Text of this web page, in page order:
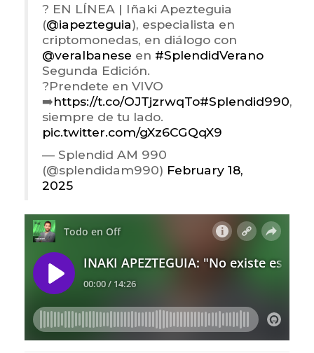
? EN LÍNEA | Iñaki Apezteguia
(@iapezteguia), especialista en
criptomonedas, en diálogo con
@veralbanese en #SplendidVerano
Segunda Edición.
?Prendete en VIVO
➡️https://t.co/OJTjzrwqTo#Splendid990,
siempre de tu lado.
pic.twitter.com/gXz6CGQqX9
— Splendid AM 990
(@splendidam990) February 18,
2025